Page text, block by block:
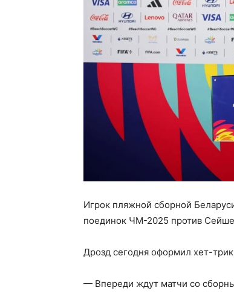
Игрок пляжной сборной
поединок ЧМ-2025 против
Дрозд сегодня оформил хет-
— Впереди ждут матчи со